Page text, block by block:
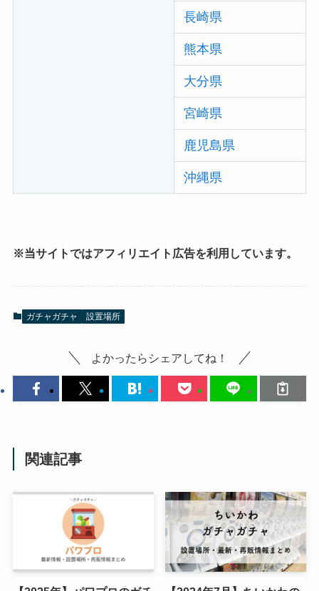
長崎県
熊本県
大分県
宮崎県
鹿児島県
沖縄県
※当サイトではアフィリエイト広告を利用しています。
ガチャガチャ 設置場所
よかったらシェアしてね！
関連記事